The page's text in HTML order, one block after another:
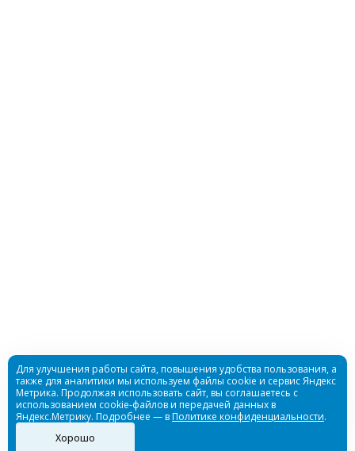
Ружье пневматическое САРГАН «Сталкер А7» 55
Нет в наличии
Для улучшения работы сайта, повышения удобства пользования, а
также для аналитики мы используем файлы cookie и сервис Яндекс
Метрика. Продолжая использовать сайт, вы соглашаетесь с
использованием cookie-файлов и передачей данных в
Яндекс.Метрику. Подробнее — вПолитике конфиденциальности.
Хорошо